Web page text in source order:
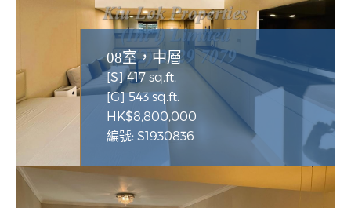
08室，中層
[S] 417 sq.ft.
[G] 543 sq.ft.
HK$8,800,000
編號: S1930836